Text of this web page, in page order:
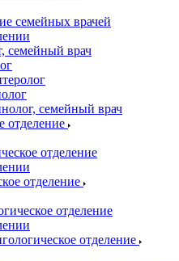
семейных врачей
семейный врач
семейный врач
отделение
отделение
отделение
отделение
отделение